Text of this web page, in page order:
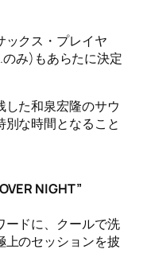
ックス・プレイヤ
み)もあらたに決定
た和泉宏隆のサウ
な時間となること
NIGHT”
ードに、クールで洗
上のセッションを披